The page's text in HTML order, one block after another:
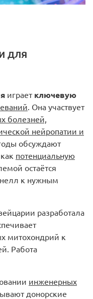
для
играет ключевую
. Она участвует
болезней,
нейропатии и
обсуждают
как потенциальную
остаётся
к нужным
разработала
митохондрий к
Работа
инженерных
донорские